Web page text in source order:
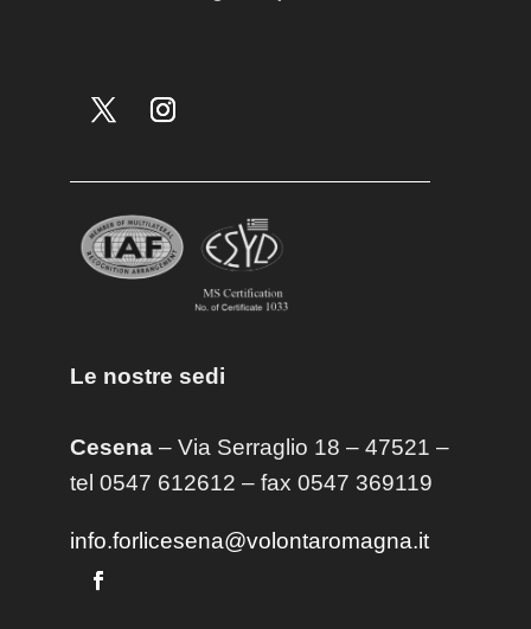
Le nostre sedi
Cesena– Via Serraglio 18 – 47521 –
tel 0547 612612 – fax 0547 369119
info.forlicesena@volontaromagna.it